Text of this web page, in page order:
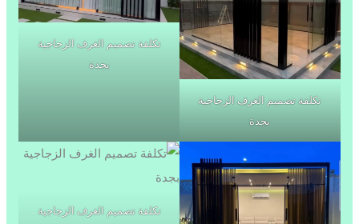
تكلفة تصميم الغرف الزجاجية
بجدة
تكلفة تصميم الغرف الزجاجية
بجدة
تكلفة تصميم الغرف الزجاجية